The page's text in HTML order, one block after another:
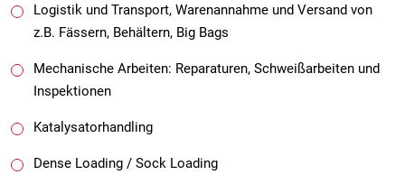
Logistik und Transport, Warenannahme und Versand von
z.B. Fässern, Behältern, Big Bags
Mechanische Arbeiten: Reparaturen, Schweißarbeiten und
Inspektionen
Katalysatorhandling
Dense Loading / Sock Loading